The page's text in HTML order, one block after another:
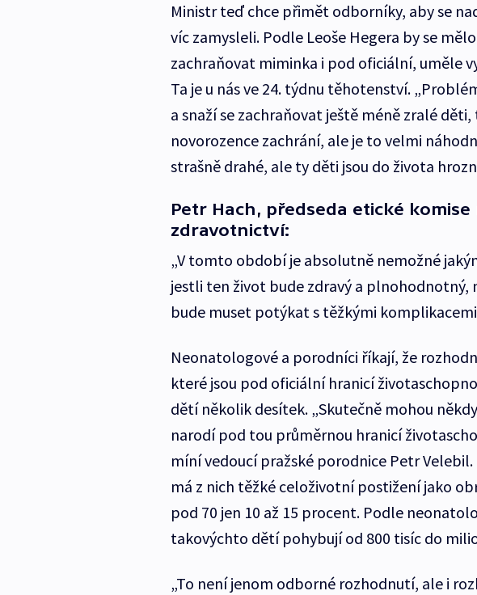
Ministr teď chce přimět odborníky, aby se
víc zamysleli. Podle Leoše Hegera by se
zachraňovat miminka i pod oficiální, uměle
Ta je u nás ve 24. týdnu těhotenství.
a snaží se zachraňovat ještě méně zralé
novorozence zachrání, ale je to velmi
strašně drahé, ale ty děti jsou do života
Petr Hach, předseda etické
zdravotnictví:
„V tomto období je absolutně nemožné
jestli ten život bude zdravý a
bude muset potýkat s těžkými
Neonatologové a porodníci říkají, že
které jsou pod oficiální hranicí
dětí několik desítek. „Skutečně mohou
narodí pod tou průměrnou hranicí
míní vedoucí pražské porodnice Petr
má z nich těžké celoživotní postižení jako
pod 70 jen 10 až 15 procent. Podle
takovýchto dětí pohybují od 800 tisíc do
„To není jenom odborné rozhodnutí, ale i